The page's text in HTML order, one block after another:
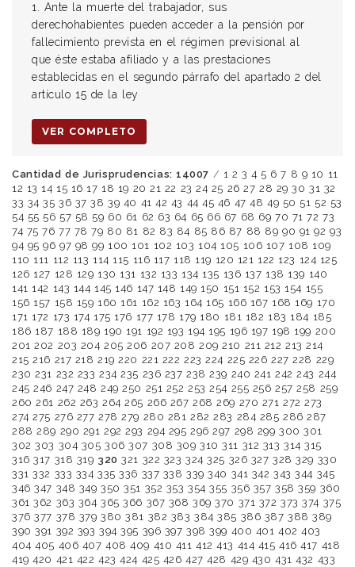
1. Ante la muerte del trabajador, sus
derechohabientes pueden acceder a la pensión por
fallecimiento prevista en el régimen previsional al
que éste estaba afiliado y a las prestaciones
establecidas en el segundo párrafo del apartado 2 del
artículo 15 de la ley
VER COMPLETO
Cantidad de Jurisprudencias: 14007 / 1 2 3 4 5 6 7 8 9 10 11
12 13 14 15 16 17 18 19 20 21 22 23 24 25 26 27 28 29 30 31 32
33 34 35 36 37 38 39 40 41 42 43 44 45 46 47 48 49 50 51 52 53
54 55 56 57 58 59 60 61 62 63 64 65 66 67 68 69 70 71 72 73
74 75 76 77 78 79 80 81 82 83 84 85 86 87 88 89 90 91 92 93
94 95 96 97 98 99 100 101 102 103 104 105 106 107 108 109
110 111 112 113 114 115 116 117 118 119 120 121 122 123 124 125
126 127 128 129 130 131 132 133 134 135 136 137 138 139 140
141 142 143 144 145 146 147 148 149 150 151 152 153 154 155
156 157 158 159 160 161 162 163 164 165 166 167 168 169 170
171 172 173 174 175 176 177 178 179 180 181 182 183 184 185
186 187 188 189 190 191 192 193 194 195 196 197 198 199 200
201 202 203 204 205 206 207 208 209 210 211 212 213 214
215 216 217 218 219 220 221 222 223 224 225 226 227 228 229
230 231 232 233 234 235 236 237 238 239 240 241 242 243 244
245 246 247 248 249 250 251 252 253 254 255 256 257 258 259
260 261 262 263 264 265 266 267 268 269 270 271 272 273
274 275 276 277 278 279 280 281 282 283 284 285 286 287
288 289 290 291 292 293 294 295 296 297 298 299 300 301
302 303 304 305 306 307 308 309 310 311 312 313 314 315
316 317 318 319 320 321 322 323 324 325 326 327 328 329 330
331 332 333 334 335 336 337 338 339 340 341 342 343 344 345
346 347 348 349 350 351 352 353 354 355 356 357 358 359 360
361 362 363 364 365 366 367 368 369 370 371 372 373 374 375
376 377 378 379 380 381 382 383 384 385 386 387 388 389
390 391 392 393 394 395 396 397 398 399 400 401 402 403
404 405 406 407 408 409 410 411 412 413 414 415 416 417 418
419 420 421 422 423 424 425 426 427 428 429 430 431 432 433